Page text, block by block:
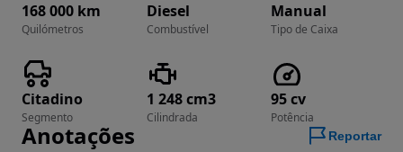
168 000 km
Quilómetros
Diesel
Combustível
Manual
Tipo de Caixa
Citadino
Segmento
1 248 cm3
Cilindrada
95 cv
Potência
Anotações Reportar